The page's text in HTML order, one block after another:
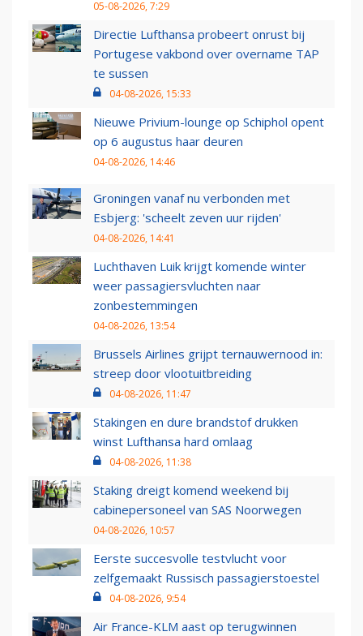
05-08-2026, 7:29
Directie Lufthansa probeert onrust bij
Portugese vakbond over overname TAP
te sussen
04-08-2026, 15:33
Nieuwe Privium-lounge op Schiphol opent
op 6 augustus haar deuren
04-08-2026, 14:46
Groningen vanaf nu verbonden met
Esbjerg: 'scheelt zeven uur rijden'
04-08-2026, 14:41
Luchthaven Luik krijgt komende winter
weer passagiersvluchten naar
zonbestemmingen
04-08-2026, 13:54
Brussels Airlines grijpt ternauwernood in:
streep door vlootuitbreiding
04-08-2026, 11:47
Stakingen en dure brandstof drukken
winst Lufthansa hard omlaag
04-08-2026, 11:38
Staking dreigt komend weekend bij
cabinepersoneel van SAS Noorwegen
04-08-2026, 10:57
Eerste succesvolle testvlucht voor
zelfgemaakt Russisch passagierstoestel
04-08-2026, 9:54
Air France-KLM aast op terugwinnen